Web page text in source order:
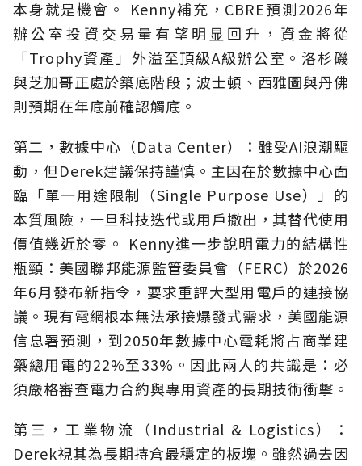
本身就是機會。 Kenny補充，CBRE預測2026年
辦公室投資交易量有望明显回升，資金將從
「Trophy資產」外溢至頂級A級辦公室。洛杉磯
與芝加哥正處於築底階段；波士頓、西雅圖與丹佛
則預期在年底前確認觸底。
第二，數據中心（Data Center）：雖受AI浪潮驅
動，但Derek建議保持謹慎。主因在於數據中心面
臨「單一用途限制（Single Purpose Use）」的
本質風險，一旦科技迭代或用戶撤出，其替代使用
價值幾近於零。 Kenny進一步說明電力的結構性
瓶頸：美國聯邦能源監管委員會（FERC）於2026
年6月發布新指令，要求重評大型用電戶的連接協
議。現有電網根本無法承接爆發式需求，美國能源
信息署預測，到2050年數據中心電耗將占商業建
築總用電的22%至33%。因此兩人的共識是：必
須嚴格審查電力合約與專用資產的長期技術衝擊。
第三，工業物流（Industrial & Logistics）：
Derek視其為長期持倉最穩定的板塊。雖然過去因